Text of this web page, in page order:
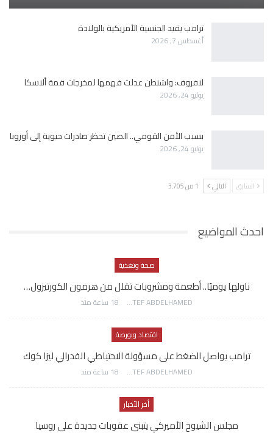
ترامب يقيد الجنسية الأمريكية بالولادة
أغسطس 7, 2026
لافروف: واشنطن عدلت فهمها لمخرجات قمة ألاسكا
يوليو 24, 2026
بسبب الأمن القومي.. الصين تحظر صادرات حيوية إلى أوروبا
يوليو 24, 2026
السابق التالي 1 من 3٬705
احدث المواضيع
صحة وتغذية
ناولها يوميًا.. أطعمة ومشروبات تقلل من هرمون الكورتيزول…
AWATEF ABDELHAMED 18 ساعة منذ
اقتصاد وبورصة
ترامب يواصل الضغط على مسؤولة الاحتياطي الفدرالي ليزا كوك
AWATEF ABDELHAMED 18 ساعة منذ
أخر الأخبار
مجلس الشيوخ الأميركي يتبنى عقوبات جديدة على روسيا